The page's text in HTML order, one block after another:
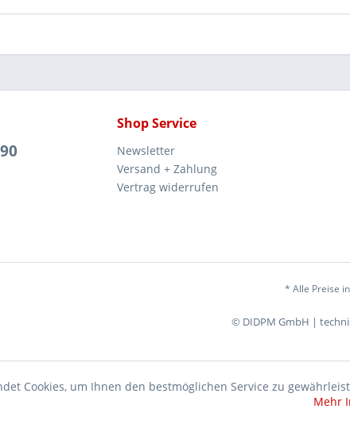
Shop Service
Newsletter
Versand + Zahlung
Vertrag widerrufen
* Alle Preise
© DIDPM GmbH |
Cookies, um Ihnen den bestmöglichen Service zu
Mehr